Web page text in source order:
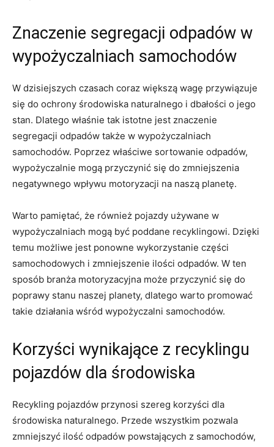
Znaczenie segregacji‍ odpadów w‌
wypożyczalniach samochodów
W dzisiejszych czasach coraz większą wagę przywiązuje
się do ochrony środowiska ⁣naturalnego i ⁢dbałości o jego
stan. Dlatego właśnie tak istotne jest​ znaczenie
⁢segregacji odpadów ⁣także w wypożyczalniach
samochodów. Poprzez właściwe sortowanie odpadów,
wypożyczalnie mogą przyczynić się do zmniejszenia
negatywnego wpływu motoryzacji⁣ na naszą planetę.
Warto pamiętać, że również pojazdy ​używane ‌w
wypożyczalniach mogą być‍ poddane recyklingowi. Dzięki
temu możliwe jest ponowne wykorzystanie części
⁤samochodowych i zmniejszenie ilości odpadów. W ten
sposób⁤ branża motoryzacyjna może przyczynić się do
poprawy stanu naszej⁤ planety, dlatego warto promować
takie działania wśród wypożyczalni samochodów.
Korzyści wynikające z recyklingu
pojazdów dla​ środowiska
Recykling pojazdów przynosi szereg korzyści ⁤dla
środowiska naturalnego. Przede⁤ wszystkim pozwala
zmniejszyć ilość odpadów‍ powstających z samochodów,